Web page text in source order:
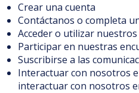
Crear una cuenta
Contáctanos o completa
Acceder o utilizar
Participar en nuestras
Suscribirse a las
Interactuar con nosotros
interactuar con nosotros